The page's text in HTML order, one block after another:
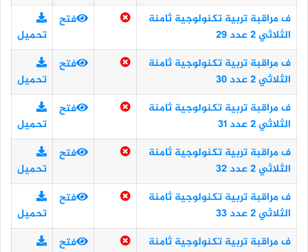
ف مراقبة تربية تكنولوجية ثامنة
الثلاثي 2 عدد 29
فتح
تحميل
ف مراقبة تربية تكنولوجية ثامنة
الثلاثي 2 عدد 30
فتح
تحميل
ف مراقبة تربية تكنولوجية ثامنة
الثلاثي 2 عدد 31
فتح
تحميل
ف مراقبة تربية تكنولوجية ثامنة
الثلاثي 2 عدد 32
فتح
تحميل
ف مراقبة تربية تكنولوجية ثامنة
الثلاثي 2 عدد 33
فتح
تحميل
ف مراقبة تربية تكنولوجية ثامنة
فتح